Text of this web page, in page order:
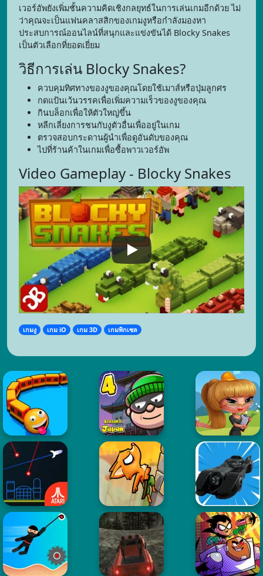
เวอร์อัพยังเพิ่มชั้นความคิดเชิงกลยุทธ์ในการเล่นเกมอีกด้วย ไม่
ว่าคุณจะเป็นแฟนคลาสสิกของเกมงูหรือกำลังมองหา
ประสบการณ์ออนไลน์ที่สนุกและแข่งขันได้ Blocky Snakes
เป็นตัวเลือกที่ยอดเยี่ยม
วิธีการเล่น Blocky Snakes?
ควบคุมทิศทางของงูของคุณโดยใช้เมาส์หรือปุ่มลูกศร
กดแป้นเว้นวรรคเพื่อเพิ่มความเร็วของงูของคุณ
กินบล็อกเพื่อให้ตัวใหญ่ขึ้น
หลีกเลี่ยงการชนกับงูตัวอื่นเพื่ออยู่ในเกม
ตรวจสอบกระดานผู้นำเพื่อดูอันดับของคุณ
ไปที่ร้านค้าในเกมเพื่อซื้อพาวเวอร์อัพ
Video Gameplay - Blocky Snakes
เกมงู เกม iO เกม 3D เกมพิกเซล